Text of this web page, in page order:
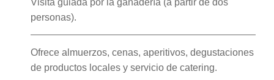
Visita guiada por la ganadería (a partir de dos
personas).
Ofrece almuerzos, cenas, aperitivos, degustaciones
de productos locales y servicio de catering.